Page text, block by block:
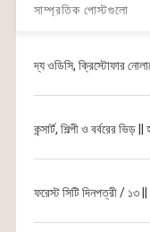
সাম্প্রতিক পোস্টগুলো
দ্য ওডিসি, ক্রিস্টোফার
কন্সার্ট, শিল্পী ও বর্বরের ভিড় ||
ফরেস্ট সিটি দিনপত্রী / ১৩ ||